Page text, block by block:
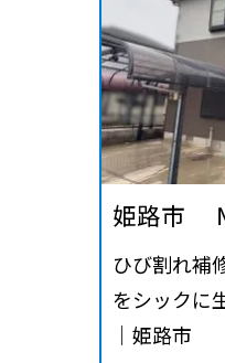
姫路市
ひび割れ補
をシックに
｜姫路市